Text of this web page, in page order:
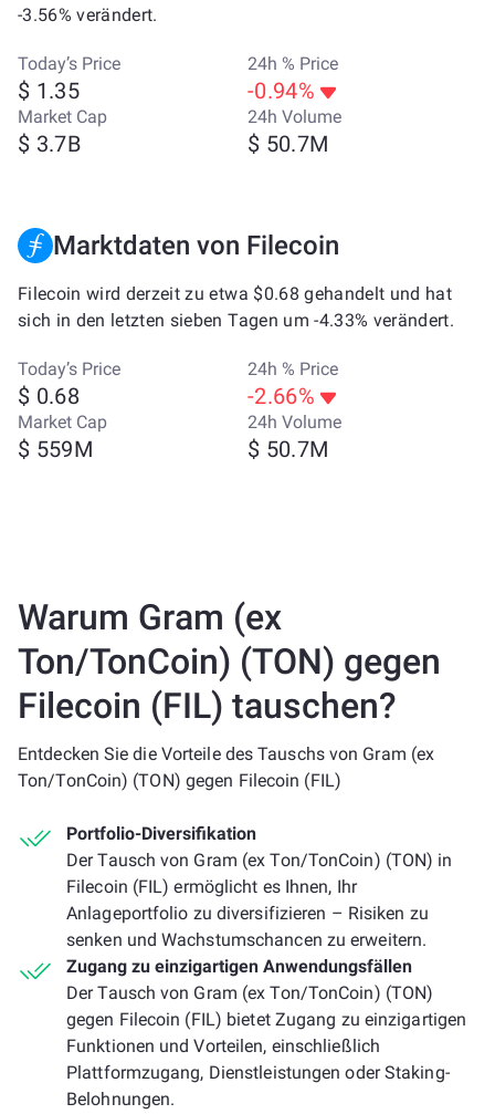
-3.56% verändert.
Today’s Price
$ 1.35
24h % Price
-0.94%
Market Cap
$ 3.7B
24h Volume
$ 50.7M
Marktdaten von Filecoin
Filecoin wird derzeit zu etwa $0.68 gehandelt und hat
sich in den letzten sieben Tagen um -4.33% verändert.
Today’s Price
$ 0.68
24h % Price
-2.66%
Market Cap
$ 559M
24h Volume
$ 50.7M
Warum Gram (ex
Ton/TonCoin) (TON) gegen
Filecoin (FIL) tauschen?
Entdecken Sie die Vorteile des Tauschs von Gram (ex
Ton/TonCoin) (TON) gegen Filecoin (FIL)
Portfolio-Diversifikation
Der Tausch von Gram (ex Ton/TonCoin) (TON) in
Filecoin (FIL) ermöglicht es Ihnen, Ihr
Anlageportfolio zu diversifizieren – Risiken zu
senken und Wachstumschancen zu erweitern.
Zugang zu einzigartigen Anwendungsfällen
Der Tausch von Gram (ex Ton/TonCoin) (TON)
gegen Filecoin (FIL) bietet Zugang zu einzigartigen
Funktionen und Vorteilen, einschließlich
Plattformzugang, Dienstleistungen oder Staking-
Belohnungen.